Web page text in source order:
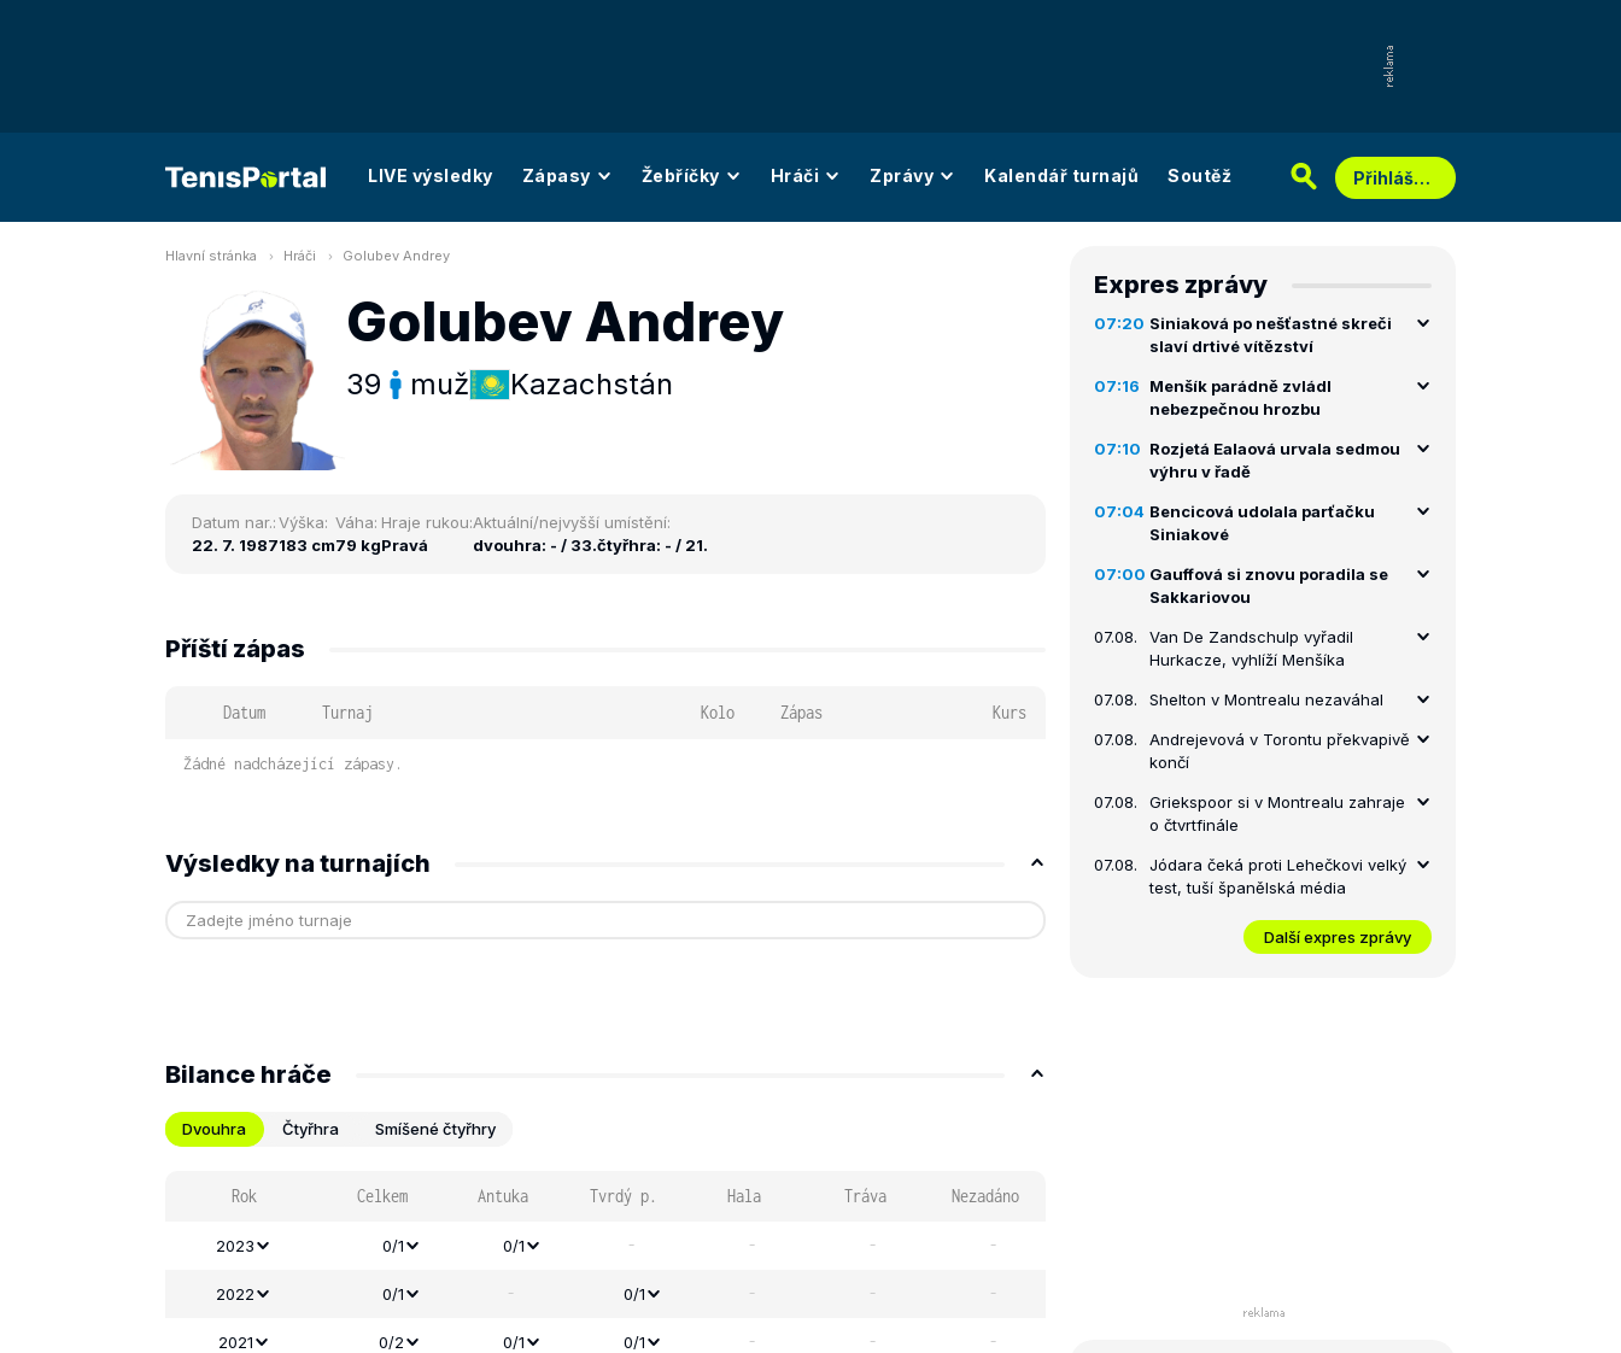
LIVE výsledky Zápasy Žebříčky Hráči Zprávy Kalendář turnajů Soutěž Přihlášení
Hlavní stránka Hráči Golubev Andrey
Golubev Andrey
39 muž Kazachstán
Datum nar.:
22. 7. 1987
Výška:
183 cm
Váha:
79 kg
Hraje rukou:
Pravá
Aktuální/nejvyšší umístění:
dvouhra: - / 33.čtyřhra: - / 21.
Příští zápas
Datum Turnaj Kolo Zápas Kurs
Žádné nadcházející zápasy.
Výsledky na turnajích
Bilance hráče
Dvouhra Čtyřhra Smíšené čtyřhry
Rok Celkem Antuka Tvrdý p. Hala Tráva Nezadáno
2023 0/1 0/1 - - - -
2022 0/1 - 0/1 - - -
2021 0/2 0/1 0/1 - - -
Expres zprávy
07:20 Siniaková po nešťastné skreči
slaví drtivé vítězství
07:16
Menšík parádně zvládl
nebezpečnou hrozbu
07:10 Rozjetá Ealaová urvala sedmou
výhru v řadě
07:04 Bencicová udolala parťačku
Siniakové
07:00 Gauffová si znovu poradila se
Sakkariovou
07.08.
Van De Zandschulp vyřadil
Hurkacze, vyhlíží Menšíka
07.08. Shelton v Montrealu nezaváhal
07.08.
Andrejevová v Torontu překvapivě
končí
07.08.
Griekspoor si v Montrealu zahraje
o čtvrtfinále
07.08.
Jódara čeká proti Lehečkovi velký
test, tuší španělská média
Další expres zprávy